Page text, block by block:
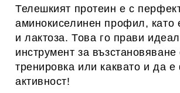
Телешкият протеин е с
аминокиселинен профил, като
и лактоза. Това го прави
инструмент за
тренировка или каквато и да е
активност!